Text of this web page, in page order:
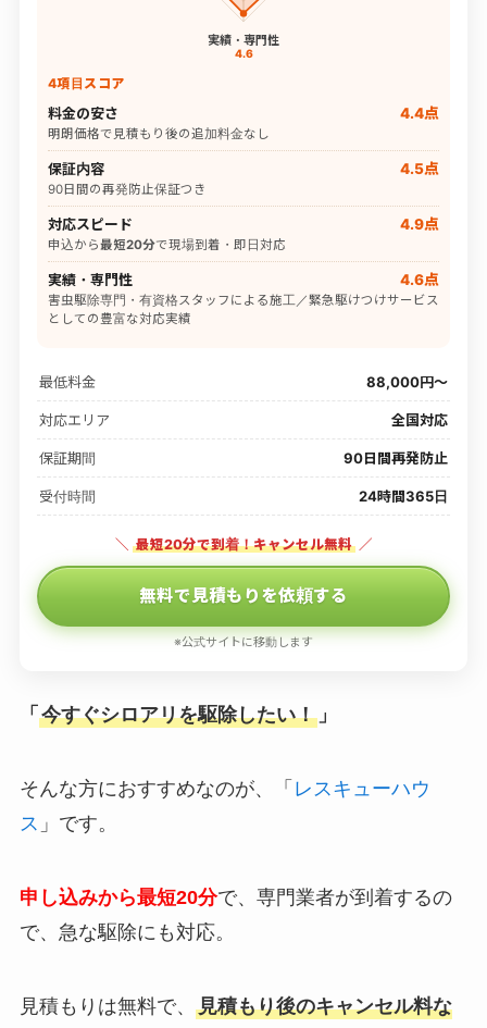
実績・専門性
4.6
4項目スコア
料金の安さ 4.4点
明朗価格で見積もり後の追加料金なし
保証内容 4.5点
90日間の再発防止保証つき
対応スピード 4.9点
申込から最短20分で現場到着・即日対応
実績・専門性 4.6点
害虫駆除専門・有資格スタッフによる施工／緊急駆けつけサービス
としての豊富な対応実績
最低料金 88,000円〜
対応エリア 全国対応
保証期間 90日間再発防止
受付時間 24時間365日
＼ 最短20分で到着！キャンセル無料 ／
無料で見積もりを依頼する
※公式サイトに移動します
「 今すぐシロアリを駆除したい！」
そんな方におすすめなのが、「 レスキューハウ
ス 」です。
申し込みから最短20分で、専門業者が到着するの
で、急な駆除にも対応。
見積もりは無料で、 見積もり後のキャンセル料な